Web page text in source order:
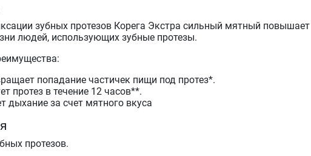
зубных протезов Корега Экстра сильный мятный повышает
людей, использующих зубные протезы.
попадание частичек пищи под протез*.
протез в течение 12 часов**.
дыхание за счет мятного вкуса
протезов.